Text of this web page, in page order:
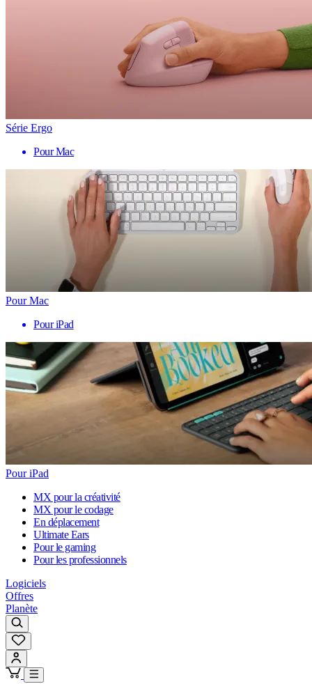
Série Ergo
Pour Mac
Pour Mac
Pour iPad
Pour iPad
MX pour la créativité
MX pour le codage
En déplacement
Ultimate Ears
Pour le gaming
Pour les professionnels
Logiciels
Offres
Planète